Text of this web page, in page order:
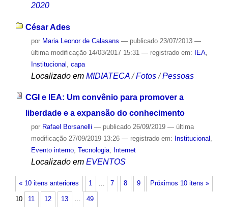
2020
César Ades
por Maria Leonor de Calasans — publicado23/07/2013 —
última modificação14/03/2017 15:31 — registrado em: IEA,
Institucional capa
Localizado em MIDIATECA /Fotos /Pessoas
CGI e IEA: Um convênio para promover a
liberdade e a expansão do conhecimento
por Rafael Borsanelli — publicado26/09/2019 — última
modificação27/09/2019 13:26 — registrado em: Institucional ,
Evento interno, Tecnologia, Internet
Localizado em EVENTOS
« 10 itens anteriores Próximos 10 itens »
1 … 7 8 9
10 11 12 13 … 49